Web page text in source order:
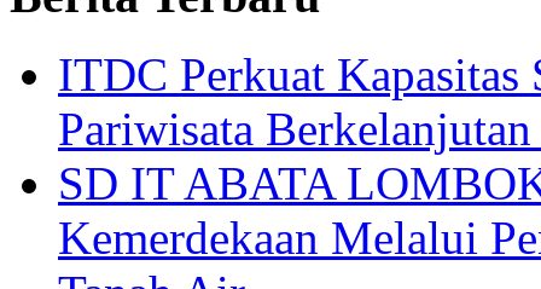
Berita Terbaru
ITDC Perkuat
Pariwisata
SD IT ABATA